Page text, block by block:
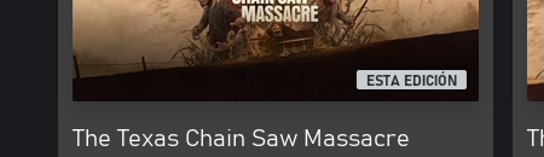
ESTA EDICIÓN
The Texas Chain Saw Massacre